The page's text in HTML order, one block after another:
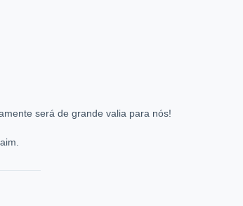
será de grande valia para nós!